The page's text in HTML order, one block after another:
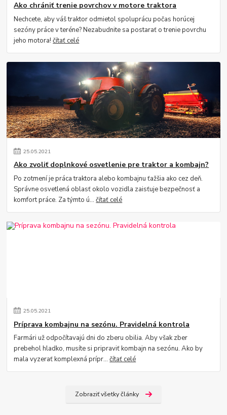
Ako chrániť trenie povrchov v motore traktora
Nechcete, aby váš traktor odmietol spoluprácu počas horúcej
sezóny práce v teréne? Nezabudnite sa postarať o trenie povrchu
jeho motora!čítať celé
25.05.2021
Ako zvoliť doplnkové osvetlenie pre traktor a kombajn?
Po zotmení je práca traktora alebo kombajnu ťažšia ako cez deň.
Správne osvetlená oblasť okolo vozidla zaisťuje bezpečnosť a
komfort práce. Za týmto ú...čítať celé
25.05.2021
Príprava kombajnu na sezónu. Pravidelná kontrola
Farmári už odpočítavajú dni do zberu obilia. Aby však zber
prebehol hladko, musíte si pripraviť kombajn na sezónu. Ako by
mala vyzerať komplexná prípr...čítať celé
Zobraziť všetky články